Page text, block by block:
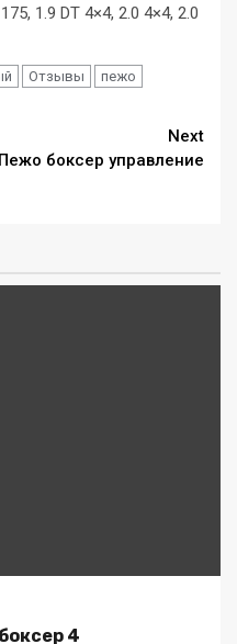
1.9 DT 4×4, 2.0 4×4, 2.0
Отзывы
пежо
Next
Пежо боксер управление
4